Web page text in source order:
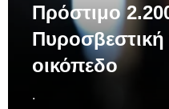
Πρόστιμο
οικόπεδο
.